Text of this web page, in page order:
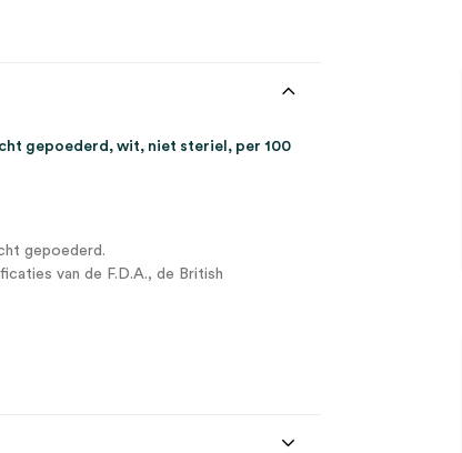
gepoederd, wit, niet steriel, per 100
gepoederd.
van de F.D.A., de British